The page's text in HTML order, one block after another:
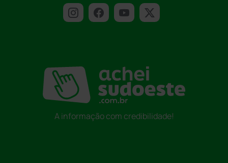
A informação com credibilidade!